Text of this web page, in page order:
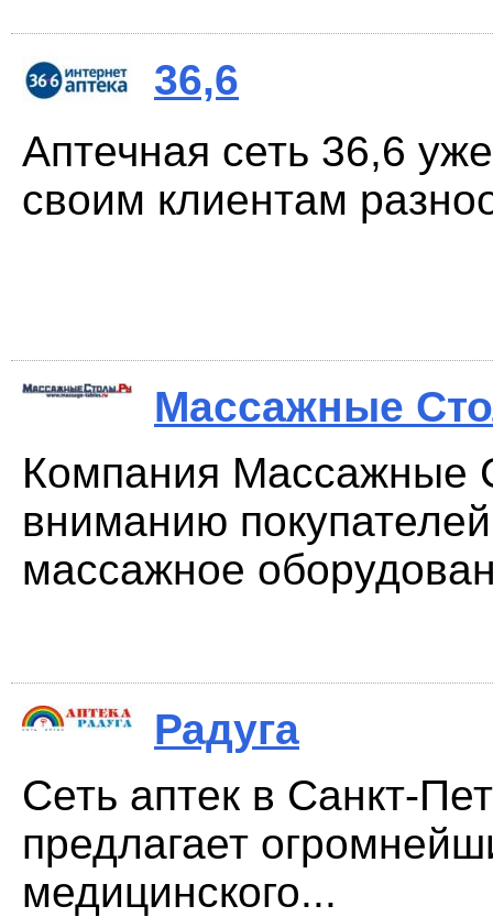
36,6
Аптечная сеть 36,6
своим клиентам
Массажные
Компания Массажные
вниманию
массажное
Радуга
Сеть аптек в Санкт-
предлагает
медицинского...